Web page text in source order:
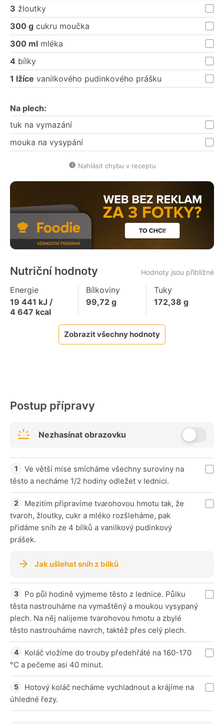
3 žloutky
300 g cukru moučka
300 ml mléka
4 bílky
1 lžíce vanilkového pudinkového prášku
Na plech:
tuk na vymazání
mouka na vysypání
Nahlásit chybu v receptu
Nutriční hodnoty Hodnoty jsou přibližné
Energie
19 441 kJ /
4 647 kcal
Bílkoviny
99,72g
Tuky
172,38 g
Zobrazit všechny hodnoty
Postup přípravy
Nezhasínat obrazovku
Ve větší míse smícháme všechny suroviny na
těsto a necháme 1/2 hodiny odležet v lednici.
Mezitím připravíme tvarohovou hmotu tak, že
tvaroh, žloutky, cukr a mléko rozšleháme, pak
přidáme sníh ze 4 bílků a vanilkový pudinkový
prášek.
Jak ušlehat sníh z bílků
Po půl hodině vyjmeme těsto z lednice. Půlku
těsta nastrouháme na vymaštěný a moukou vysypaný
plech. Na něj nalijeme tvarohovou hmotu a zbylé
těsto nastrouháme navrch, taktéž přes celý plech.
Koláč vložíme do trouby předehřáté na 160-170
°C a pečeme asi 40 minut.
Hotový koláč necháme vychladnout a krájíme na
úhledné řezy.